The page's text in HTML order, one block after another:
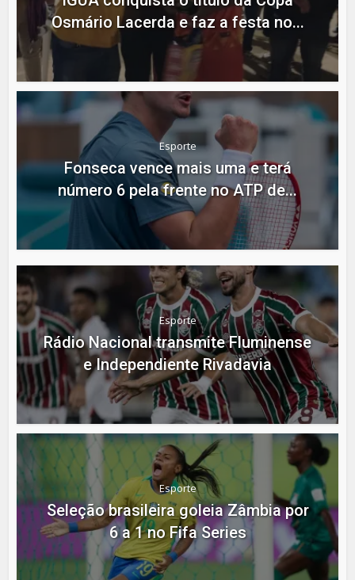
Osmário Lacerda e faz a festa no...
Esporte
Fonseca vence mais uma e terá
número 6 pela frente no ATP de...
Esporte
Rádio Nacional transmite Fluminense
e Independiente Rivadavia
Esporte
Seleção brasileira goleia Zâmbia por
6 a 1 no Fifa Series